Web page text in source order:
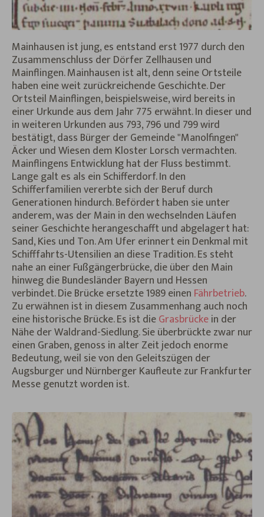
Mainhausen ist jung, es entstand erst 1977 durch den
Zusammenschluss der Dörfer Zellhausen und
Mainflingen. Mainhausen ist alt, denn seine Ortsteile
haben eine weit zurückreichende Geschichte. Der
Ortsteil Mainflingen, beispielsweise, wird bereits in
einer Urkunde aus dem Jahr 775 erwähnt. In dieser und
in weiteren Urkunden aus 793, 796 und 799 wird
bestätigt, dass Bürger der Gemeinde "Manolfingen"
Äcker und Wiesen dem Kloster Lorsch vermachten.
Mainflingens Entwicklung hat der Fluss bestimmt.
Lange galt es als ein Schifferdorf. In den
Schifferfamilien vererbte sich der Beruf durch
Generationen hindurch. Befördert haben sie unter
anderem, was der Main in den wechselnden Läufen
seiner Geschichte herangeschafft und abgelagert hat:
Sand, Kies und Ton. Am Ufer erinnert ein Denkmal mit
Schifffahrts-Utensilien an diese Tradition. Es steht
nahe an einer Fußgängerbrücke, die über den Main
hinweg die Bundesländer Bayern und Hessen
verbindet. Die Brücke ersetzte 1989 einen Fährbetrieb.
Zu erwähnen ist in diesem Zusammenhang auch noch
eine historische Brücke. Es ist dieGrasbrückein der
Nähe der Waldrand-Siedlung. Sie überbrückte zwar nur
einen Graben, genoss in alter Zeit jedoch enorme
Bedeutung, weil sie von den Geleitszügen der
Augsburger und Nürnberger Kaufleute zur Frankfurter
Messe genutzt worden ist.